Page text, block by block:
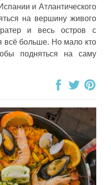
и Атлантического
на вершину живого
и весь остров с
всё больше. Но мало кто
подняться на саму